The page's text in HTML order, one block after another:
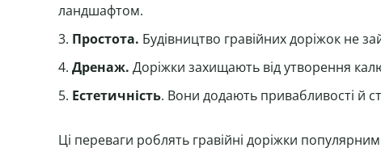
ландшафтом.
Простота. Будівництво гравійних доріжок не
Дренаж. Доріжки захищають від утворення
Естетичність. Вони додають привабливості й
Ці переваги роблять гравійні доріжки